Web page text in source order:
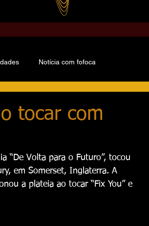
Notícia com fofoca
tocar com
“De Volta para o Futuro”, tocou
em Somerset, Inglaterra. A
a plateia ao tocar “Fix You” e